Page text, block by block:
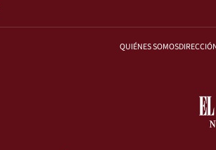
QUIÉNES SOMOS